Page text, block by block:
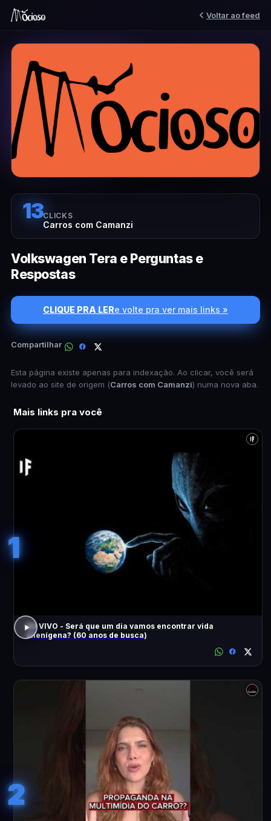
Voltar ao feed
13CLICKS
Carros com Camanzi
Volkswagen Tera e Perguntas e
Respostas
CLIQUE PRA LERe volte pra ver mais links »
Compartilhar
Esta página existe apenas para indexação. Ao clicar, você será
levado ao site de origem (Carros com Camanzi) numa nova aba.
Mais links pra você
1
AO VIVO - Será que um dia vamos encontrar vida
alienígena? (60 anos de busca)
2